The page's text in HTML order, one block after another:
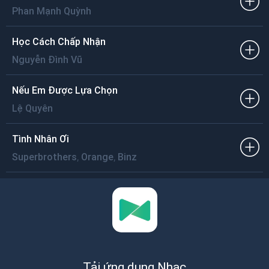
Phan Mạnh Quỳnh
Học Cách Chấp Nhận
Nguyễn Đình Vũ
Nếu Em Được Lựa Chọn
Lệ Quyên
Tình Nhân Ơi
Superbrothers, Orange, Binz